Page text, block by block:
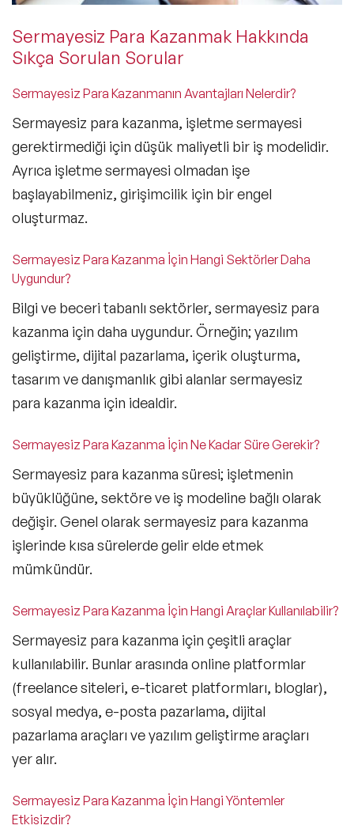
Sermayesiz Para Kazanmak Hakkında
Sıkça Sorulan Sorular
Sermayesiz Para Kazanmanın Avantajları Nelerdir?
Sermayesiz para kazanma, işletme sermayesi
gerektirmediği için düşük maliyetli bir iş modelidir.
Ayrıca işletme sermayesi olmadan işe
başlayabilmeniz, girişimcilik için bir engel
oluşturmaz.
Sermayesiz Para Kazanma İçin Hangi Sektörler Daha
Uygundur?
Bilgi ve beceri tabanlı sektörler, sermayesiz para
kazanma için daha uygundur. Örneğin; yazılım
geliştirme, dijital pazarlama, içerik oluşturma,
tasarım ve danışmanlık gibi alanlar sermayesiz
para kazanma için idealdir.
Sermayesiz Para Kazanma İçin Ne Kadar Süre Gerekir?
Sermayesiz para kazanma süresi; işletmenin
büyüklüğüne, sektöre ve iş modeline bağlı olarak
değişir. Genel olarak sermayesiz para kazanma
işlerinde kısa sürelerde gelir elde etmek
mümkündür.
Sermayesiz Para Kazanma İçin Hangi Araçlar Kullanılabilir?
Sermayesiz para kazanma için çeşitli araçlar
kullanılabilir. Bunlar arasında online platformlar
(freelance siteleri, e-ticaret platformları, bloglar),
sosyal medya, e-posta pazarlama, dijital
pazarlama araçları ve yazılım geliştirme araçları
yer alır.
Sermayesiz Para Kazanma İçin Hangi Yöntemler
Etkisizdir?